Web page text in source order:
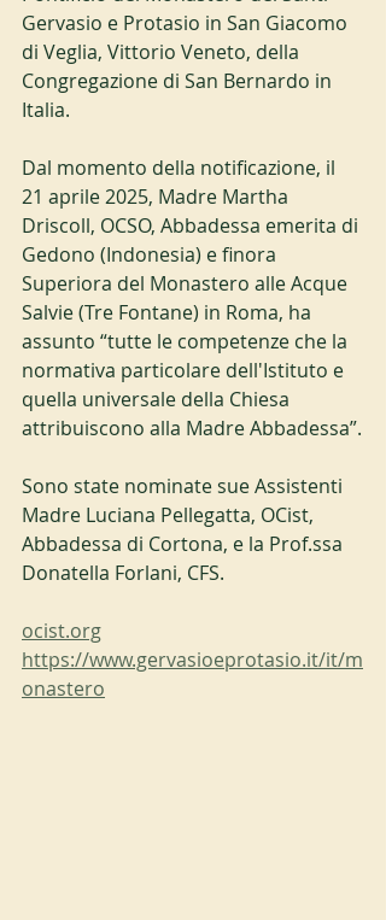
Gervasio e Protasio in San Giacomo
di Veglia, Vittorio Veneto, della
Congregazione di San Bernardo in
Italia.
Dal momento della notificazione, il
21 aprile 2025, Madre Martha
Driscoll, OCSO, Abbadessa emerita di
Gedono (Indonesia) e finora
Superiora del Monastero alle Acque
Salvie (Tre Fontane) in Roma, ha
assunto “tutte le competenze che la
normativa particolare dell'Istituto e
quella universale della Chiesa
attribuiscono alla Madre Abbadessa”.
Sono state nominate sue Assistenti
Madre Luciana Pellegatta, OCist,
Abbadessa di Cortona, e la Prof.ssa
Donatella Forlani, CFS.
ocist.org
https://www.gervasioeprotasio.it/it/m
onastero